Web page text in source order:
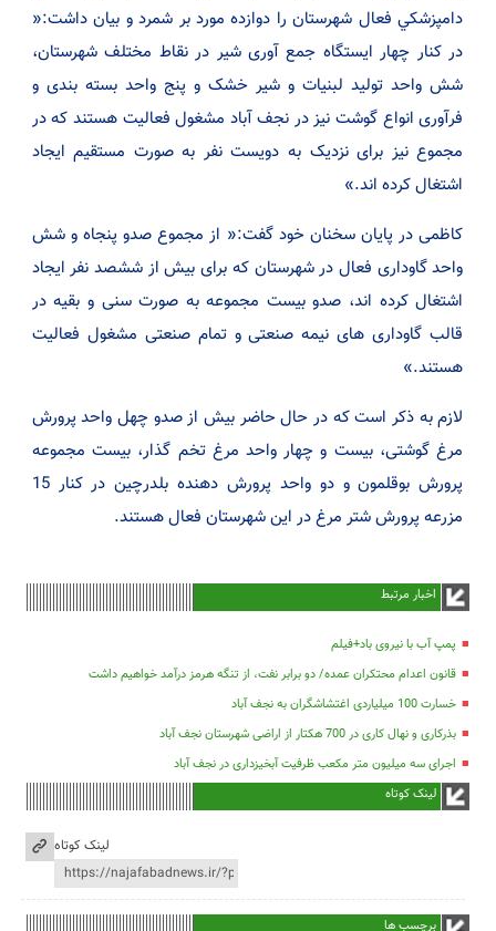
دامپزشكي فعال شهرستان را دوازده مورد بر شمرد و بیان داشت:«
در کنار چهار ایستگاه جمع آوری شیر در نقاط مختلف شهرستان،
شش واحد تولید لبنیات و شیر خشک و پنج واحد بسته بندی و
فرآوری انواع گوشت نیز در نجف آباد مشغول فعالیت هستند که در
مجموع نیز برای نزدیک به دویست نفر به صورت مستقیم ایجاد
اشتغال کرده اند.»
کاظمی در پایان سخنان خود گفت:« از مجموع صدو پنجاه و شش
واحد گاوداری فعال در شهرستان که برای بیش از ششصد نفر ایجاد
اشتغال کرده اند، صدو بیست مجموعه به صورت سنی و بقیه در
قالب گاوداری های نیمه صنعتی و تمام صنعتی مشغول فعالیت
هستند.»
لازم به ذکر است که در حال حاضر بیش از صدو چهل واحد پرورش
مرغ گوشتی، بیست و چهار واحد مرغ تخم گذار، بیست مجموعه
پرورش بوقلمون و دو واحد پرورش دهنده بلدرچین در کنار 15
مزرعه پرورش شتر مرغ در این شهرستان فعال هستند.
اخبار مرتبط
پمپ آب با نیروی باد+فیلم
قانون اعدام محتکران عمده/ دو برابر نفت، از تنگه هرمز درآمد خواهیم داشت
خسارت 100 میلیاردی اغتشاشگران به نجف آباد
بذرکاری و نهال کاری در 700 هکتار از اراضی شهرستان نجف آباد
اجرای سه میلیون متر مکعب ظرفیت آبخیزداری در نجف آباد
لینک کوتاه
لینک کوتاه
برچسب ها